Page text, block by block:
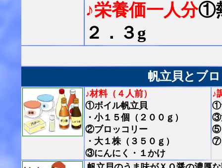
♪栄養価一人分①
２．３g
帆立貝とブ
♪材料（４人前）
①ボイル帆立貝
・小１５個（２００ｇ）
②ブロッコリー
・大１株（３５０ｇ）
③にんにく・１かけ
♪
①
③
⑤
⑦